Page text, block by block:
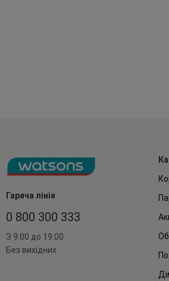
Гаряча лінія
0 800 300 333
З 9:00 до 19:00
Без вихідних